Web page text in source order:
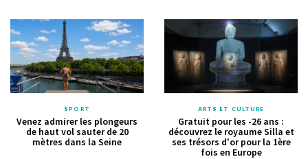
SPORT
Venez admirer les plongeurs
de haut vol sauter de 20
mètres dans la Seine
ARTS ET CULTURE
Gratuit pour les -26 ans :
découvrez le royaume Silla et
ses trésors d'or pour la 1ère
fois en Europe